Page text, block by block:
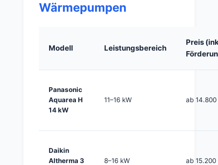
Wärmepumpen
Modell Leistungsbereich
Preis
Panasonic
Aquarea H
14 kW
11–16 kW ab
Daikin
Altherma 3
8–16 kW ab 15.200